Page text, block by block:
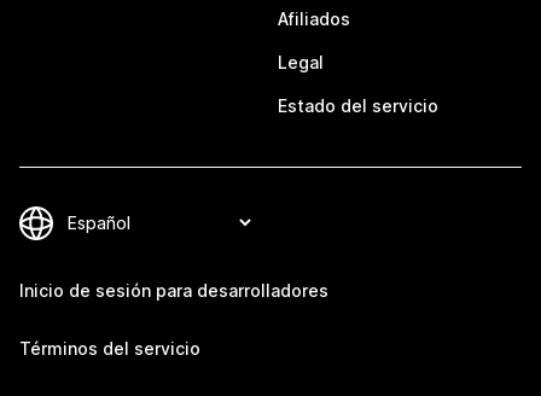
Afiliados
Legal
Estado del servicio
Inicio de sesión para desarrolladores
Términos del servicio